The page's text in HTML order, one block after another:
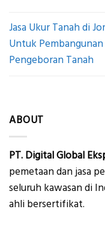
Jasa Ukur Tanah di
Untuk Pembangunan
Pengeboran Tanah
ABOUT
PT. Digital Global
pemetaan dan jasa
seluruh kawasan di
ahli bersertifikat.